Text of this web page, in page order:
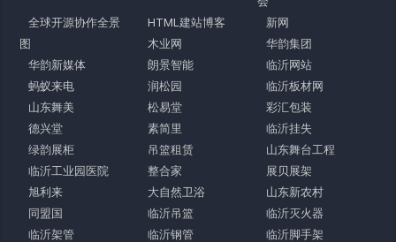
全球开源协作全景
图
HTML建站博客
新网
木业网
华韵集团
华韵新媒体
朗景智能
临沂网站
蚂蚁来电
润松园
临沂板材网
山东舞美
松易堂
彩汇包装
德兴堂
素简里
临沂挂失
绿韵展柜
吊篮租赁
山东舞台工程
临沂工业园医院
整合家
展贝展架
旭利来
大自然卫浴
山东新农村
同盟国
临沂吊篮
临沂灭火器
临沂架管
临沂钢管
临沂脚手架